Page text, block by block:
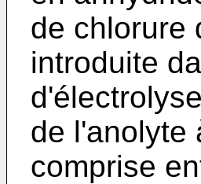
de chlorure
introduite
de l'anolyte
comprise